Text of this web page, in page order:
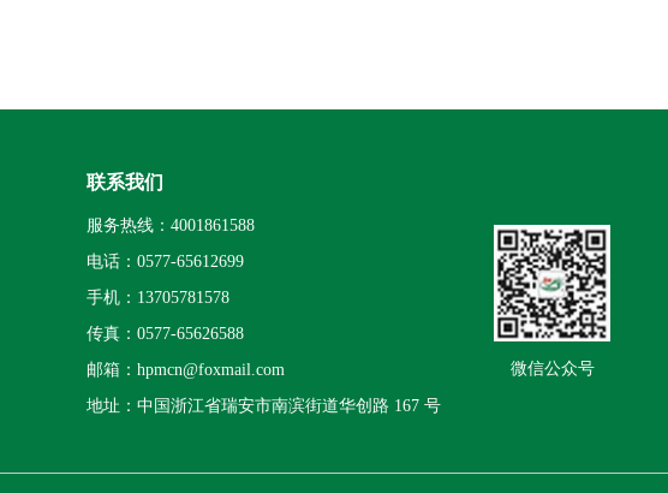
联系我们
服务热线：4001861588
电话：0577-65612699
手机：13705781578
传真：0577-65626588
邮箱：hpmcn@foxmail.com
地址：中国浙江省瑞安市南滨街道华创路 167 号
微信公众号